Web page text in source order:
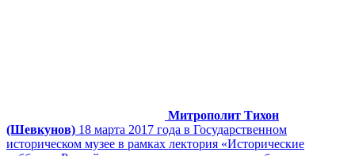
Митрополит Тихон
(Шевкунов) 18 марта 2017 года в Государственном
историческом музее в рамках лектория «Исторические